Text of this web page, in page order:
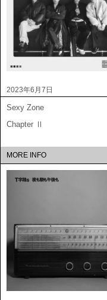
2023年6月7日
Sexy Zone
Chapter Ⅱ
MORE INFO